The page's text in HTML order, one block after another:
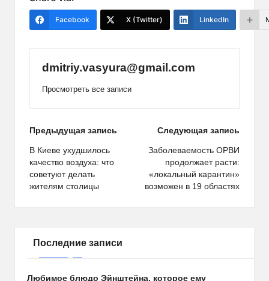
Facebook X (Twitter) LinkedIn
dmitriy.vasyura@gmail.com
Просмотреть все записи
Навигация
по
записям
Предыдущая запись
В Киеве ухудшилось
качество воздуха: что
советуют делать
жителям столицы
Следующая запись
Заболеваемость ОРВИ
продолжает расти:
«локальный карантин»
возможен в 19 областях
Последние записи
Любимое блюдо Эйнштейна, которое ему